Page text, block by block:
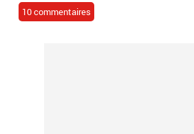
10 commentaires